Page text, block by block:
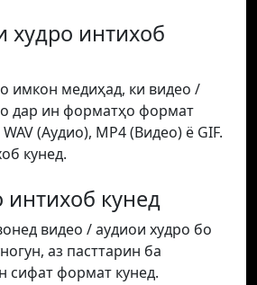
худро интихоб
имкон медиҳад, ки видео /
дар ин форматҳо формат
(Аудио), MP4 (Видео) ё GIF.
кунед.
интихоб кунед
видео / аудиои худро бо
аз пасттарин ба
сифат формат кунед.